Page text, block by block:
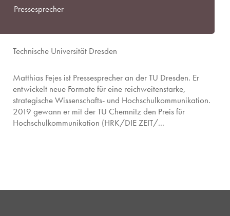
Pressesprecher
Technische Universität Dresden
Matthias Fejes ist Pressesprecher an der TU Dresden. Er
entwickelt neue Formate für eine reichweitenstarke,
strategische Wissenschafts- und Hochschulkommunikation.
2019 gewann er mit der TU Chemnitz den Preis für
Hochschulkommunikation (HRK/DIE ZEIT/...